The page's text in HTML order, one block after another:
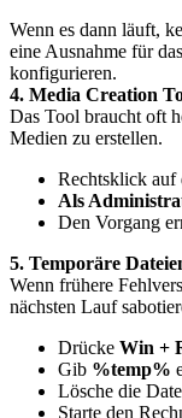
Wenn es dann läuft,
eine Ausnahme für
konfigurieren.
4. Media Creation
Das Tool braucht oft
Medien zu erstellen.
Rechtsklick
Als
Den Vorgang
5. Temporäre
Wenn frühere
nächsten Lauf
Drücke Win +
Gib %temp%
Lösche die
Starte den